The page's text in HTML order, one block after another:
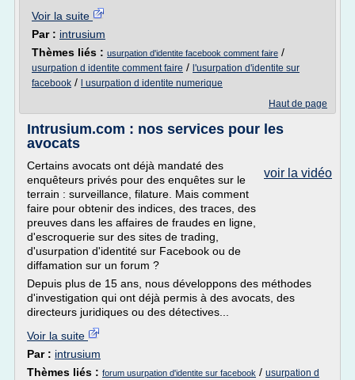
Voir la suite
Par : intrusium
Thèmes liés : usurpation d'identite facebook comment faire /
usurpation d identite comment faire / l'usurpation d'identite sur
facebook /
l usurpation d identite numerique
Haut de page
Intrusium.com : nos services pour les
avocats
voir la vidéo
Certains avocats ont déjà mandaté des
enquêteurs privés pour des enquêtes sur le
terrain : surveillance, filature. Mais comment
faire pour obtenir des indices, des traces, des
preuves dans les affaires de fraudes en ligne,
d'escroquerie sur des sites de trading,
d'usurpation d'identité sur Facebook ou de
diffamation sur un forum ?
Depuis plus de 15 ans, nous développons des méthodes
d'investigation qui ont déjà permis à des avocats, des
directeurs juridiques ou des détectives...
Voir la suite
Par : intrusium
Thèmes liés : forum usurpation d'identite sur facebook / usurpation d